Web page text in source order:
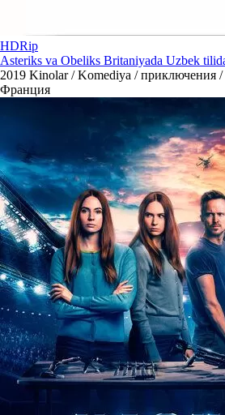
HDRip
Asteriks va Obeliks Britaniyada Uzbek
2019 Kinolar / Komediya / приключения
Франция